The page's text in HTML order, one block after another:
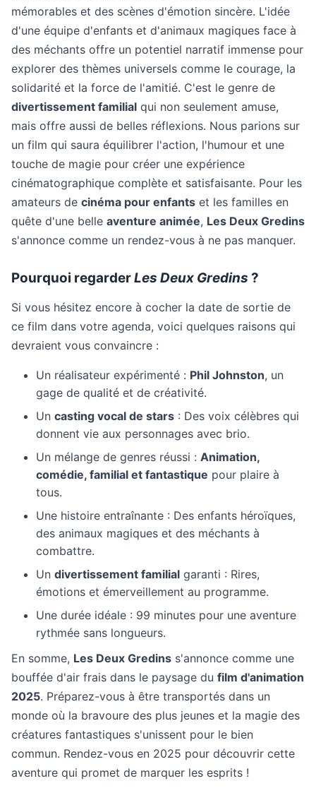
mémorables et des scènes d'émotion sincère. L'idée
d'une équipe d'enfants et d'animaux magiques face à
des méchants offre un potentiel narratif immense pour
explorer des thèmes universels comme le courage, la
solidarité et la force de l'amitié. C'est le genre de
divertissement familial qui non seulement amuse,
mais offre aussi de belles réflexions. Nous parions sur
un film qui saura équilibrer l'action, l'humour et une
touche de magie pour créer une expérience
cinématographique complète et satisfaisante. Pour les
amateurs de cinéma pour enfants et les familles en
quête d'une belle aventure animée, Les Deux Gredins
s'annonce comme un rendez-vous à ne pas manquer.
Pourquoi regarderLes Deux Gredins ?
Si vous hésitez encore à cocher la date de sortie de
ce film dans votre agenda, voici quelques raisons qui
devraient vous convaincre :
Un réalisateur expérimenté : Phil Johnston, un
gage de qualité et de créativité.
Un casting vocal de stars : Des voix célèbres qui
donnent vie aux personnages avec brio.
Un mélange de genres réussi : Animation,
comédie, familial et fantastique pour plaire à
tous.
Une histoire entraînante : Des enfants héroïques,
des animaux magiques et des méchants à
combattre.
Un divertissement familial garanti : Rires,
émotions et émerveillement au programme.
Une durée idéale : 99 minutes pour une aventure
rythmée sans longueurs.
En somme, Les Deux Gredins s'annonce comme une
bouffée d'air frais dans le paysage du film d'animation
2025. Préparez-vous à être transportés dans un
monde où la bravoure des plus jeunes et la magie des
créatures fantastiques s'unissent pour le bien
commun. Rendez-vous en 2025 pour découvrir cette
aventure qui promet de marquer les esprits !